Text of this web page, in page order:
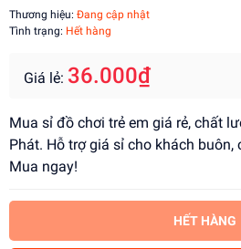
Thương hiệu: Đang cập nhật
Tình trạng: Hết hàng
Giá lẻ: 36.000₫
Mua sỉ đồ chơi trẻ em giá rẻ, chất
Phát. Hỗ trợ giá sỉ cho khách buôn,
Mua ngay!
HẾT HÀNG